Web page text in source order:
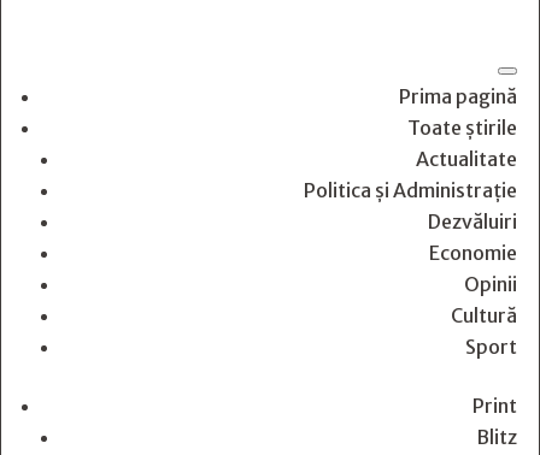
Prima pagină
Toate știrile
Actualitate
Politica și Administrație
Dezvăluiri
Economie
Opinii
Cultură
Sport
Print
Blitz